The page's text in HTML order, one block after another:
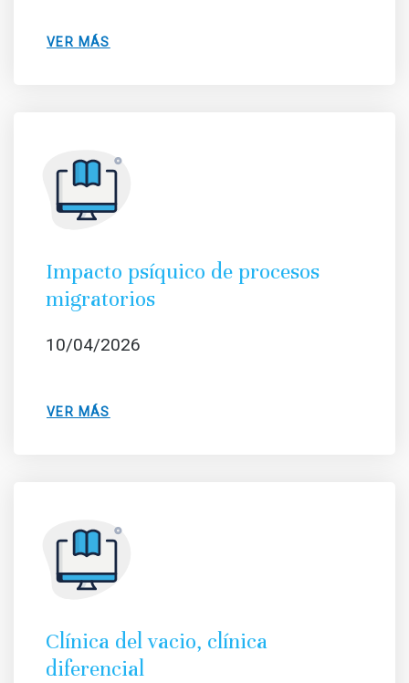
VER MÁS
Impacto psíquico de procesos
migratorios
10/04/2026
VER MÁS
Clínica del vacio, clínica
diferencial